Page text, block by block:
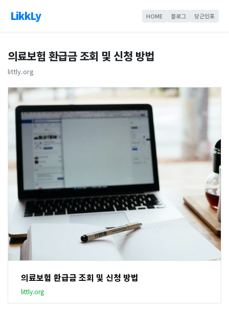
LikkLy HOME 블로그 당근인포
의료보험 환급금 조회 및 신청 방법
littly.org
의료보험 환급금 조회 및 신청 방법
littly.org